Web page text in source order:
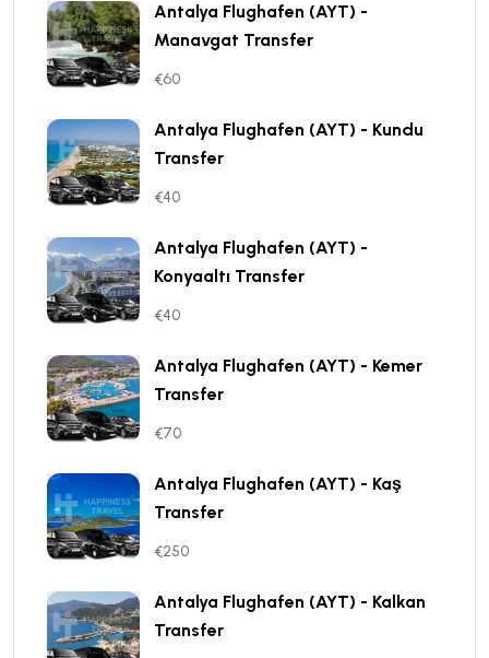
Antalya Flughafen (AYT) -
Manavgat Transfer
€60
Antalya Flughafen (AYT) - Kundu
Transfer
€40
Antalya Flughafen (AYT) -
Konyaaltı Transfer
€40
Antalya Flughafen (AYT) - Kemer
Transfer
€70
Antalya Flughafen (AYT) - Kaş
Transfer
€250
Antalya Flughafen (AYT) - Kalkan
Transfer